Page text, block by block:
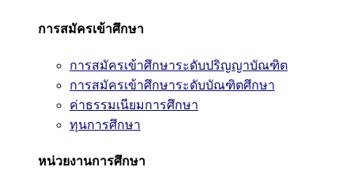
การสมัครเข้าศึกษา
การสมัครเข้าศึกษาระดับปริญญาบัณฑิต
การสมัครเข้าศึกษาระดับบัณฑิตศึกษา
ค่าธรรมเนียมการศึกษา
ทุนการศึกษา
หน่วยงานการศึกษา